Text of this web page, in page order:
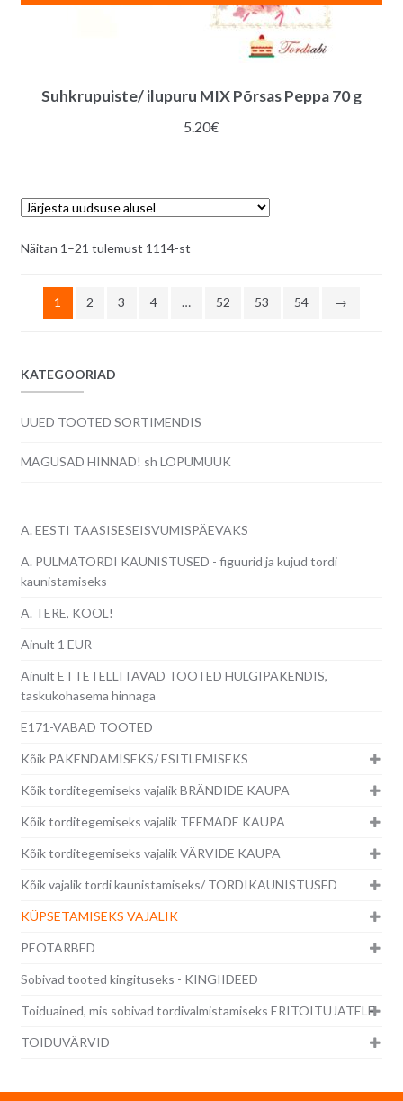
Suhkrupuiste/ ilupuru MIX Põrsas Peppa 70 g
5.20€
Näitan 1–21 tulemust 1114-stSorditud
1
2 3 4 … 52 53 54 →
KATEGOORIAD
UUED TOOTED SORTIMENDIS
MAGUSAD HINNAD! sh LÕPUMÜÜK
A. EESTI TAASISESEISVUMISPÄEVAKS
A. PULMATORDI KAUNISTUSED - figuurid ja kujud tordi
kaunistamiseks
A. TERE, KOOL!
Ainult 1 EUR
Ainult ETTETELLITAVAD TOOTED HULGIPAKENDIS,
taskukohasema hinnaga
E171-VABAD TOOTED
Kõik PAKENDAMISEKS/ ESITLEMISEKS
Kõik torditegemiseks vajalik BRÄNDIDE KAUPA
Kõik torditegemiseks vajalik TEEMADE KAUPA
Kõik torditegemiseks vajalik VÄRVIDE KAUPA
Kõik vajalik tordi kaunistamiseks/ TORDIKAUNISTUSED
KÜPSETAMISEKS VAJALIK
PEOTARBED
Sobivad tooted kingituseks - KINGIIDEED
Toiduained, mis sobivad tordivalmistamiseks ERITOITUJATELE
TOIDUVÄRVID